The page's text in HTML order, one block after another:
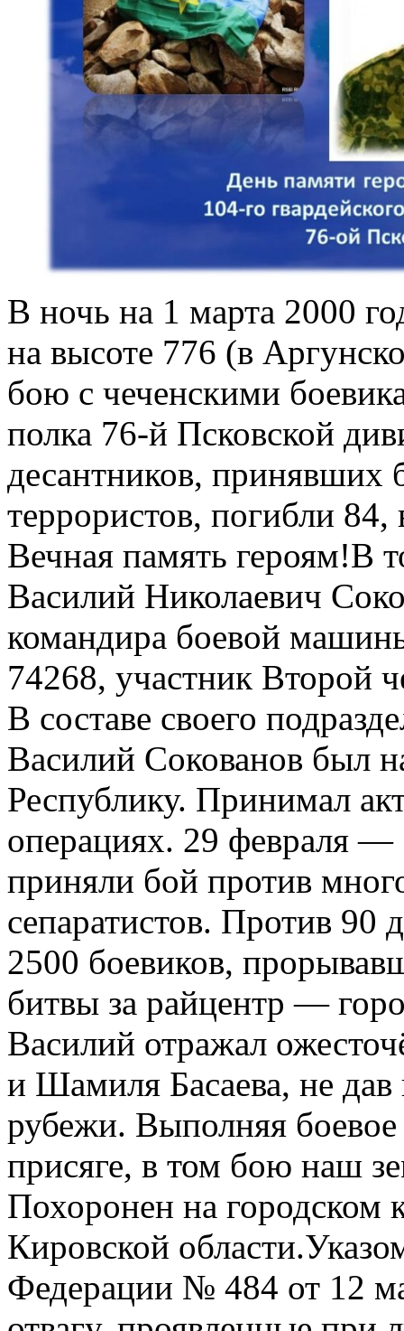
В ночь на 1 марта 2000
на высоте 776 (в
бою с чеченскими
полка 76-й Псковской
десантников, принявших
террористов, погибли
Вечная память героям!В
Василий Николаевич
командира боевой
74268, участник Второй
В составе своего
Василий Сокованов был
Республику. Принимал
операциях. 29 февраля —
приняли бой против
сепаратистов. Против 90
2500 боевиков,
битвы за райцентр —
Василий отражал
и Шамиля Басаева, не
рубежи. Выполняя
присяге, в том бою наш
Похоронен на городском
Кировской
Федерации № 484 от 12